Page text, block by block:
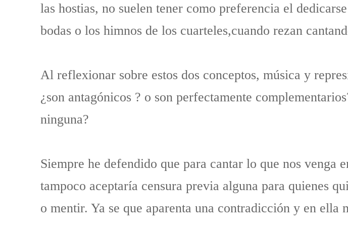
las hostias, no suelen tener como preferencia el
bodas o los himnos de los cuarteles,cuando rezan
Al reflexionar sobre estos dos conceptos, música y
¿son antagónicos ? o son perfectamente
ninguna?
Siempre he defendido que para cantar lo que nos venga
tampoco aceptaría censura previa alguna para quienes
o mentir. Ya se que aparenta una contradicción y en ella